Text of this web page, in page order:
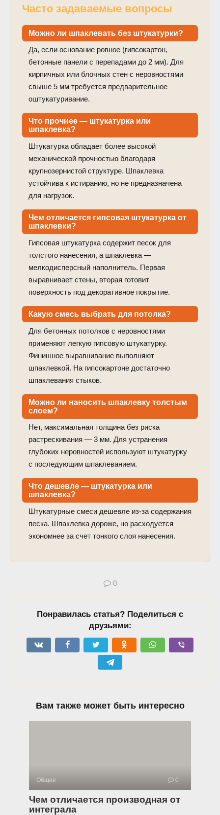
Часто задаваемые вопросы
Можно ли шпаклевать без штукатурки?
Да, если основание ровное (гипсокартон,
бетонные панели с перепадами до 2 мм). Для
кирпичных или блочных стен с неровностями
свыше 5 мм требуется предварительное
оштукатуривание.
Что прочнее — штукатурка или
шпаклевка?
Штукатурка обладает более высокой
механической прочностью благодаря
крупнозернистой структуре. Шпаклевка
устойчива к истиранию, но не предназначена
для нагрузок.
Чем отличается гипсовая штукатурка от
шпаклевки?
Гипсовая штукатурка содержит песок для
толстого нанесения, а шпаклевка —
мелкодисперсный наполнитель. Первая
выравнивает стены, вторая готовит
поверхность под декоративное покрытие.
Какую смесь выбрать для потолка?
Для бетонных потолков с неровностями
применяют легкую гипсовую штукатурку.
Финишное выравнивание выполняют
шпаклевкой. На гипсокартоне достаточно
шпаклевания стыков.
Можно ли наносить шпаклевку толстым
слоем?
Нет, максимальная толщина без риска
растрескивания — 3 мм. Для устранения
глубоких неровностей используют штукатурку
с последующим шпаклеванием.
Что дешевле — штукатурка или
шпаклевка?
Штукатурные смеси дешевле из-за содержания
песка. Шпаклевка дороже, но расходуется
экономнее за счет тонкого слоя нанесения.
0
Понравилась статья? Поделиться с
друзьями:
Вам также может быть интересно
Общее 0
Чем отличается производная от
интеграла